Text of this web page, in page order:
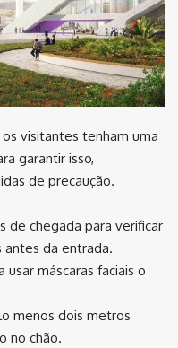
visitantes tenham uma
garantir isso,
de precaução.
de chegada para verificar
da entrada.
máscaras faciais o
menos dois metros
no chão.